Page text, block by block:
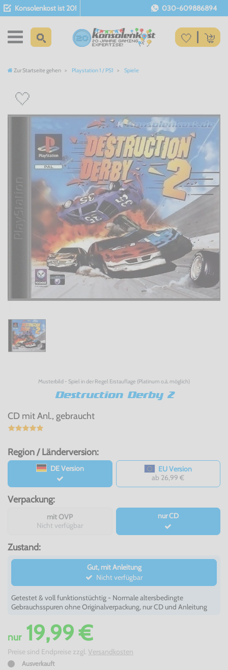
Konsolenkost ist 20! 030-609886894
Zur Startseite gehen Playstation 1 / PS1 Spiele
Musterbild - Spiel in der Regel Erstauflage (Platinum o.ä. möglich)
Destruction Derby 2
CD mit Anl., gebraucht
Region / Länderversion:
DE Version
EU Version
ab 26,99 €
Verpackung:
mit OVP
Nicht verfügbar
nur CD
Zustand:
Gut, mit Anleitung
Nicht verfügbar
Getestet & voll funktionstüchtig - Normale altersbedingte
Gebrauchsspuren ohne Originalverpackung, nur CD und Anleitung
nur19,99 €
Preise sind Endpreise zzgl. Versandkosten
Ausverkauft